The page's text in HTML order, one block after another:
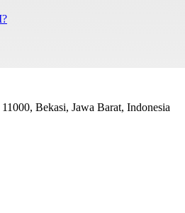
Bekasi, Jawa Barat, Indonesia